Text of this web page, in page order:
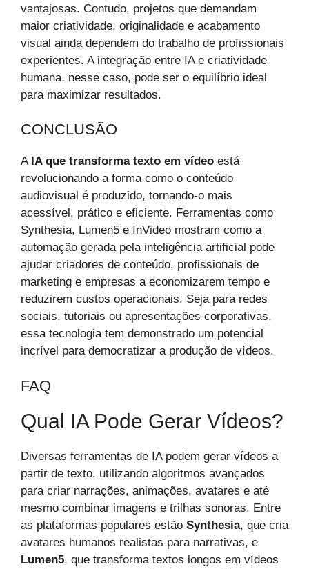
vantajosas. Contudo, projetos que demandam
maior criatividade, originalidade e acabamento
visual ainda dependem do trabalho de profissionais
experientes. A integração entre IA e criatividade
humana, nesse caso, pode ser o equilíbrio ideal
para maximizar resultados.
CONCLUSÃO
A IA que transforma texto em vídeo está
revolucionando a forma como o conteúdo
audiovisual é produzido, tornando-o mais
acessível, prático e eficiente. Ferramentas como
Synthesia, Lumen5 e InVideo mostram como a
automação gerada pela inteligência artificial pode
ajudar criadores de conteúdo, profissionais de
marketing e empresas a economizarem tempo e
reduzirem custos operacionais. Seja para redes
sociais, tutoriais ou apresentações corporativas,
essa tecnologia tem demonstrado um potencial
incrível para democratizar a produção de vídeos.
FAQ
Qual IA Pode Gerar Vídeos?
Diversas ferramentas de IA podem gerar vídeos a
partir de texto, utilizando algoritmos avançados
para criar narrações, animações, avatares e até
mesmo combinar imagens e trilhas sonoras. Entre
as plataformas populares estão Synthesia, que cria
avatares humanos realistas para narrativas, e
Lumen5, que transforma textos longos em vídeos